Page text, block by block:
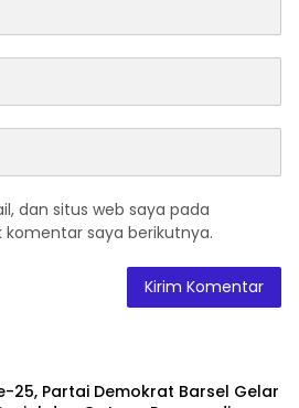
dan situs web saya pada
saya berikutnya.
25, Partai Demokrat Barsel Gelar